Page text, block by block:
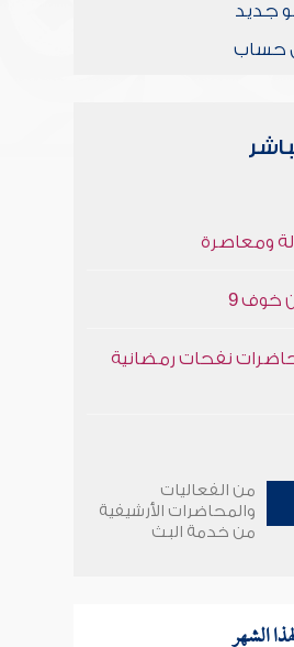
جديد
حساب
ومعاصرة
خوف 9
نفحات رمضانية
من الفعاليات
والمحاضرات الأرشيفية
من خدمة البث
الشهر